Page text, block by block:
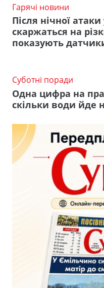
Гарячі новини
Після нічної
скаржаться на
показують
Суботні поради
Одна цифра на
скільки води йде